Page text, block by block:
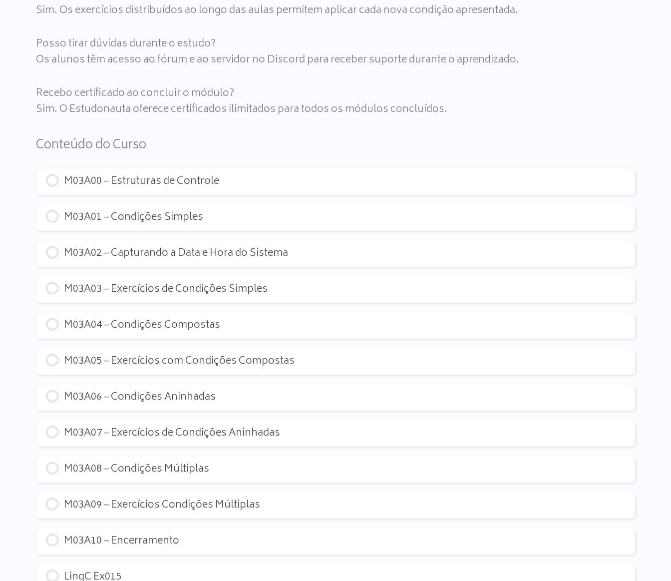
Sim. Os exercícios distribuídos ao longo das aulas permitem aplicar cada nova condição apresentada.
Posso tirar dúvidas durante o estudo?
Os alunos têm acesso ao fórum e ao servidor no Discord para receber suporte durante o aprendizado.
Recebo certificado ao concluir o módulo?
Sim. O Estudonauta oferece certificados ilimitados para todos os módulos concluídos.
Conteúdo do Curso
M03A00 – Estruturas de Controle
M03A01 – Condições Simples
M03A02 – Capturando a Data e Hora do Sistema
M03A03 – Exercícios de Condições Simples
M03A04 – Condições Compostas
M03A05 – Exercícios com Condições Compostas
M03A06 – Condições Aninhadas
M03A07 – Exercícios de Condições Aninhadas
M03A08 – Condições Múltiplas
M03A09 – Exercícios Condições Múltiplas
M03A10 – Encerramento
LingC Ex015